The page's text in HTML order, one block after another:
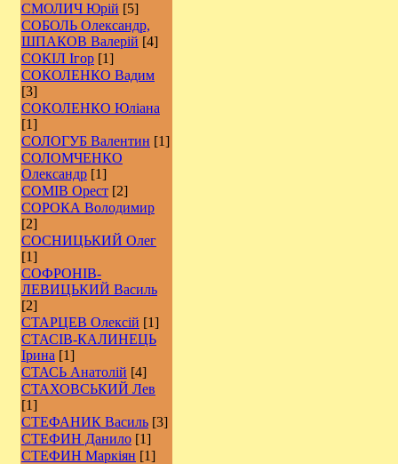
СМОЛИЧ Юрій [5]
СОБОЛЬ Олександр,
ШПАКОВ Валерій [4]
СОКІЛ Ігор [1]
СОКОЛЕНКО Вадим
[3]
СОКОЛЕНКО Юліана
[1]
СОЛОГУБ Валентин [1]
СОЛОМЧЕНКО
Олександр [1]
СОМІВ Орест [2]
СОРОКА Володимир
[2]
СОСНИЦЬКИЙ Олег
[1]
СОФРОНІВ-
ЛЕВИЦЬКИЙ Василь
[2]
СТАРЦЕВ Олексій [1]
СТАСІВ-КАЛИНЕЦЬ
Ірина [1]
СТАСЬ Анатолій [4]
СТАХОВСЬКИЙ Лев
[1]
СТЕФАНИК Василь [3]
СТЕФИН Данило [1]
СТЕФИН Маркіян [1]